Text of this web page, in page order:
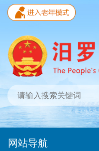
网站导航